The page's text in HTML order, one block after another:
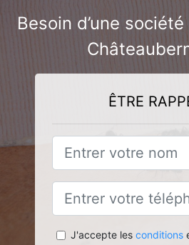
Besoin d’une
ÊTRE
J'accepte les conditions